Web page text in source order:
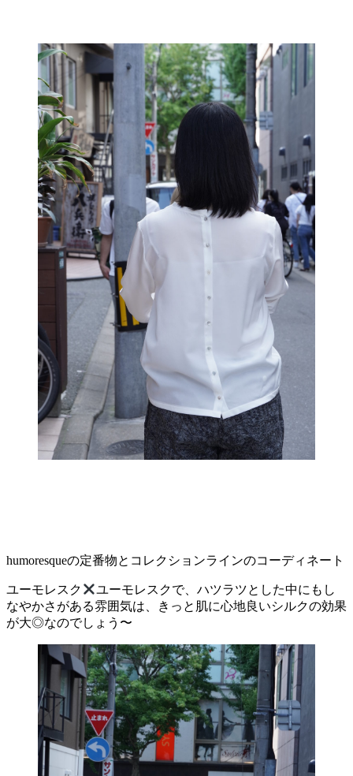
humoresqueの定番物とコレクションラインのコーディネート
ユーモレスク
ユーモレスクで、ハツラツとした中にもし
なやかさがある雰囲気は、きっと肌に心地良いシルクの効果
が大◎なのでしょう〜